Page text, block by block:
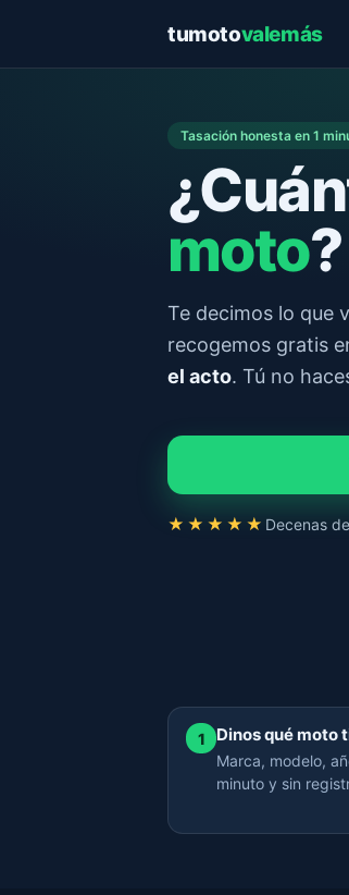
tumotovalemás
Tasación honesta en 1
moto?
Te decimos lo que
recogemos gratis
el acto. Tú no
★★★★★ Decenas
1 Dinos qué moto
Marca, modelo,
minuto y sin